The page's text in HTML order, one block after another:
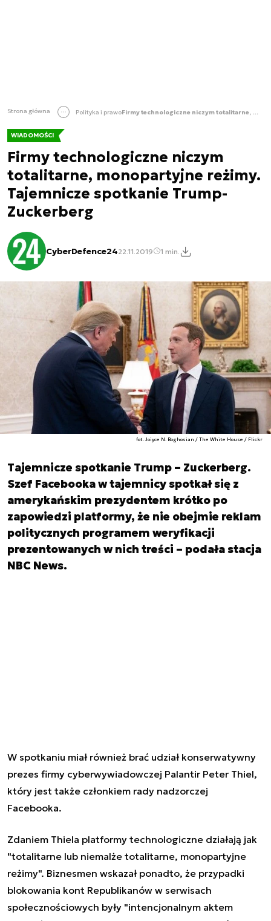
Strona główna Polityka i prawo Firmy technologiczne niczym totalitarne, monopartyjne reżimy. Tajemnicze spotkanie Trump-Zuckerberg
WIADOMOŚCI
Firmy technologiczne niczym
totalitarne, monopartyjne reżimy.
Tajemnicze spotkanie Trump-
Zuckerberg
CyberDefence2422.11.2019 1 min.
fot. Joiyce N. Boghosian / The White House / Flickr
Tajemnicze spotkanie Trump – Zuckerberg.
Szef Facebooka w tajemnicy spotkał się z
amerykańskim prezydentem krótko po
zapowiedzi platformy, że nie obejmie reklam
politycznych programem weryfikacji
prezentowanych w nich treści – podała stacja
NBC News.
W spotkaniu miał również brać udział konserwatywny
prezes firmy cyberwywiadowczej Palantir Peter Thiel,
który jest także członkiem rady nadzorczej
Facebooka.
Zdaniem Thiela platformy technologiczne działają jak
"totalitarne lub niemalże totalitarne, monopartyjne
reżimy". Biznesmen wskazał ponadto, że przypadki
blokowania kont Republikanów w serwisach
społecznościowych były "intencjonalnym aktem